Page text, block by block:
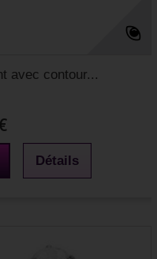
avec contour...
Détails